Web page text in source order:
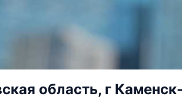
область, г